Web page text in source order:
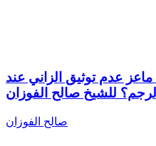
عدم توثيق الزاني عند
الرجم؟ للشيخ صالح الفوزان
صالح الفوزان